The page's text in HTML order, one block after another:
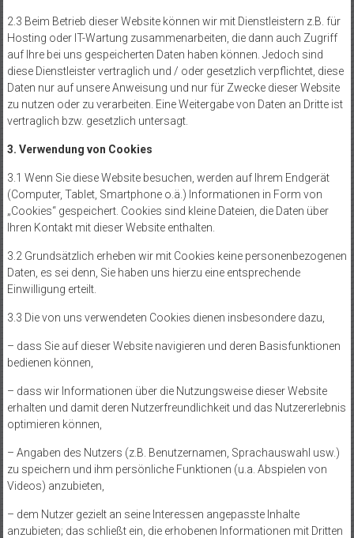
2.3 Beim Betrieb dieser Website können wir mit Dienstleistern z.B. für
Hosting oder IT-Wartung zusammenarbeiten, die dann auch Zugriff
auf Ihre bei uns gespeicherten Daten haben können. Jedoch sind
diese Dienstleister vertraglich und / oder gesetzlich verpflichtet, diese
Daten nur auf unsere Anweisung und nur für Zwecke dieser Website
zu nutzen oder zu verarbeiten. Eine Weitergabe von Daten an Dritte ist
vertraglich bzw. gesetzlich untersagt.
3. Verwendung von Cookies
3.1 Wenn Sie diese Website besuchen, werden auf Ihrem Endgerät
(Computer, Tablet, Smartphone o.ä.) Informationen in Form von
„Cookies“ gespeichert. Cookies sind kleine Dateien, die Daten über
Ihren Kontakt mit dieser Website enthalten.
3.2 Grundsätzlich erheben wir mit Cookies keine personenbezogenen
Daten, es sei denn, Sie haben uns hierzu eine entsprechende
Einwilligung erteilt.
3.3 Die von uns verwendeten Cookies dienen insbesondere dazu,
– dass Sie auf dieser Website navigieren und deren Basisfunktionen
bedienen können,
– dass wir Informationen über die Nutzungsweise dieser Website
erhalten und damit deren Nutzerfreundlichkeit und das Nutzererlebnis
optimieren können,
– Angaben des Nutzers (z.B. Benutzernamen, Sprachauswahl usw.)
zu speichern und ihm persönliche Funktionen (u.a. Abspielen von
Videos) anzubieten,
– dem Nutzer gezielt an seine Interessen angepasste Inhalte
anzubieten; das schließt ein, die erhobenen Informationen mit Dritten